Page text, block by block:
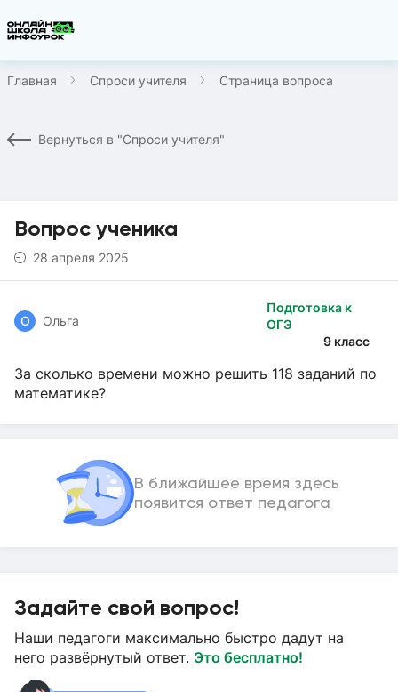
Главная Спроси учителя Страница вопроса
Вернуться в "Спроси учителя"
Вопрос ученика
28 апреля 2025
Подготовка к
ОГЭ
9 класс
О Ольга
За сколько времени можно решить 118 заданий по
математике?
В ближайшее время здесь
появится ответ педагога
Задайте свой вопрос!
Наши педагоги максимально быстро дадут на
него развёрнутый ответ. Это бесплатно!